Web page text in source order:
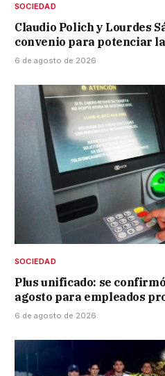
SOCIEDAD
Claudio Polich y Lourdes
convenio para potenciar
6 de agosto de 2026
SOCIEDAD
Plus unificado: se
agosto para empleados
6 de agosto de 2026